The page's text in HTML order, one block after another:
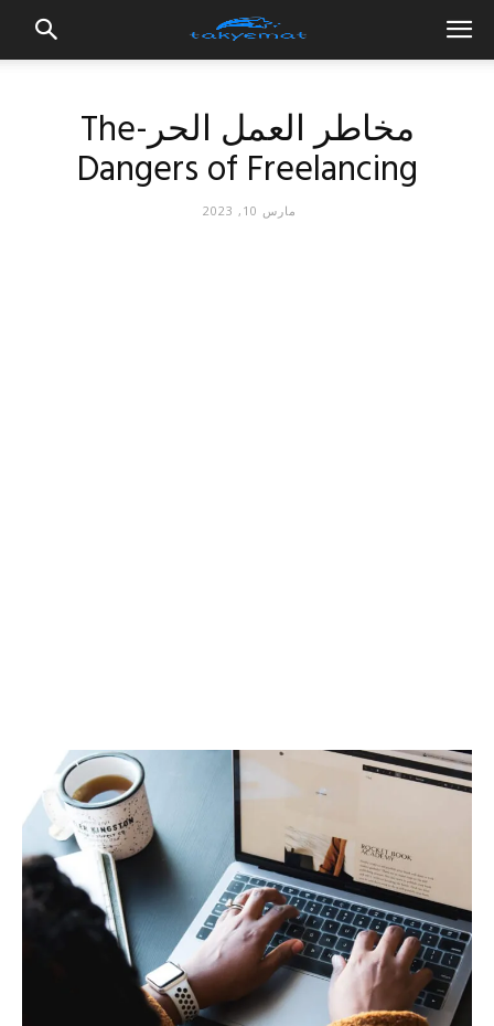
مخاطر العمل الحر-The
Dangers of Freelancing
مارس 10, 2023